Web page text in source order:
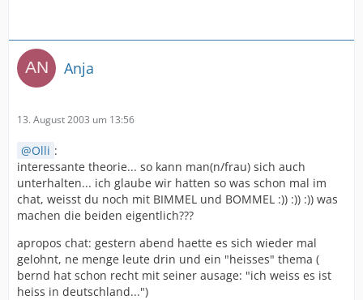
Anja
13. August 2003 um 13:56
Olli :
interessante theorie... so kann man(n/frau) sich auch
unterhalten... ich glaube wir hatten so was schon mal im
chat, weisst du noch mit BIMMEL und BOMMEL :)) :)) :)) was
machen die beiden eigentlich???
apropos chat: gestern abend haette es sich wieder mal
gelohnt, ne menge leute drin und ein "heisses" thema (
bernd hat schon recht mit seiner ausage: "ich weiss es ist
heiss in deutschland...")